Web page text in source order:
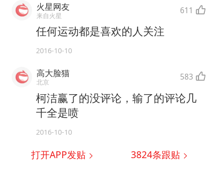
火星网友
来自火星 611
任何运动都是喜欢的人关注
2016-10-10
高大脸猫
北京 583
柯洁赢了的没评论，输了的评论几
千全是喷
2016-10-10
打开APP发贴 3824条跟贴